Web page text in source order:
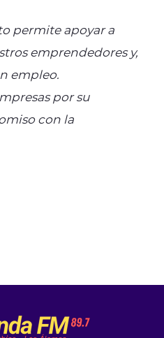
permite apoyar a
emprendedores y,
empleo.
por su
con la